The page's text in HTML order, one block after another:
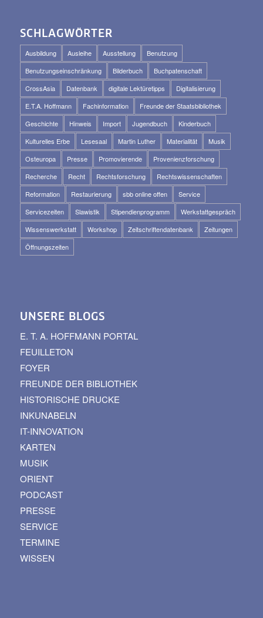
SCHLAGWÖRTER
Ausbildung Ausleihe Ausstellung
Benutzung
Benutzungseinschränkung
Bilderbuch
Buchpatenschaft
CrossAsia
Datenbank digitale Lektüretipps
Digitalisierung
E.T.A. Hoffmann
Fachinformation
Freunde der Staatsbibliothek
Geschichte
Hinweis Import Jugendbuch
Kinderbuch
Kulturelles Erbe
Lesesaal Martin Luther Materialität
Musik
Osteuropa
Presse Promovierende
Provenienzforschung
Recherche
Recht Rechtsforschung
Rechtswissenschaften
Reformation
Restaurierung sbb online offen
Service
Servicezeiten
Slawistik Stipendienprogramm
Werkstattgespräch
Wissenswerkstatt
Workshop Zeitschriftendatenbank
Zeitungen
Öffnungszeiten
UNSERE BLOGS
E. T. A. HOFFMANN PORTAL
FEUILLETON
FOYER
FREUNDE DER BIBLIOTHEK
HISTORISCHE DRUCKE
INKUNABELN
IT-INNOVATION
KARTEN
MUSIK
ORIENT
PODCAST
PRESSE
SERVICE
TERMINE
WISSEN